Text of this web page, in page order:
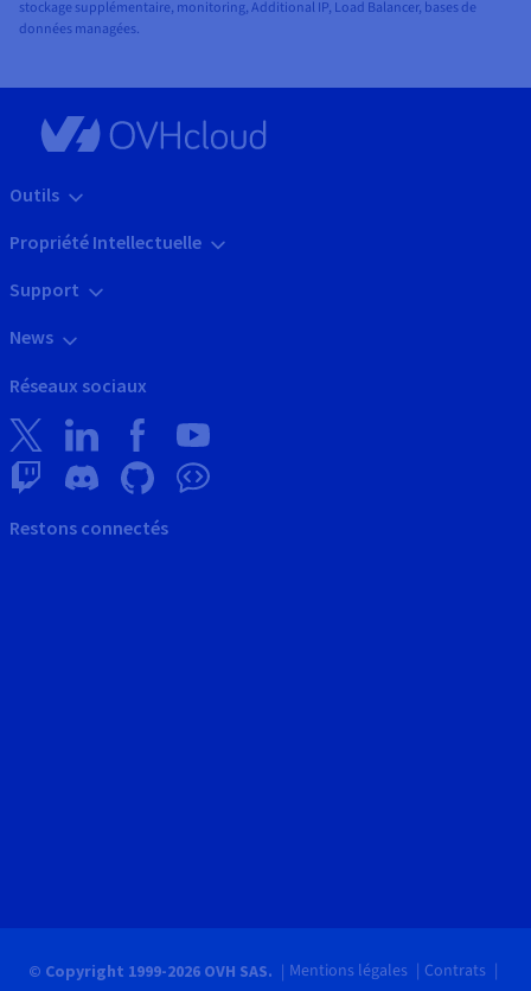
stockage supplémentaire, monitoring, Additional IP, Load Balancer, bases de
données managées.
Outils
Propriété Intellectuelle
Support
News
Réseaux sociaux
Restons connectés
© Copyright 1999-2026 OVH SAS. Mentions légales
Contrats